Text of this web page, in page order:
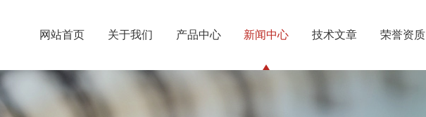
网站首页 关于我们 产品中心 新闻中心 技术文章 荣誉资质